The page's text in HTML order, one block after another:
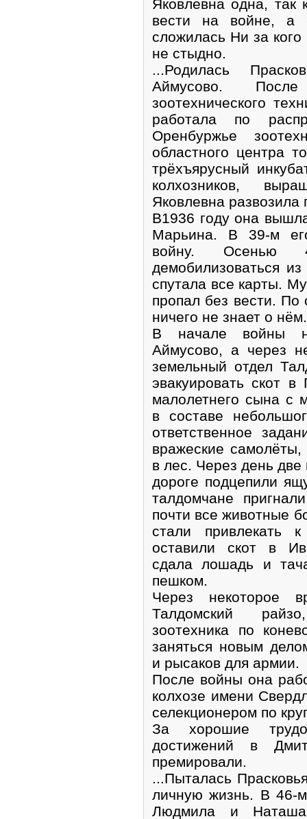
Яковлевна одна, так
вести на войне, а
сложилась Ни за
не стыдно.
...Родилась
Аймусово.
зоотехнического
работала по
Оренбуржье
областного центра
трёхъярусный
колхозников,
Яковлевна развозила
В1936 году она
Марьина. В 39-м
войну.
демобилизоваться
спутала все карты.
пропал без вести. По
ничего не знает о нём.
В начале войны
Аймусово, а через
земельный отдел
эвакуировать скот в
малолетнего сына с
в составе
ответственное
вражеские самолёты,
в лес. Через день две
дороге подцепили
талдомчане
почти все животные
стали привлекать
оставили скот в
сдала лошадь и
пешком.
Через некоторое
Талдомский
зоотехника по
заняться новым
и рысаков для армии.
После войны она
колхозе имени
селекционером по
За хорошие
достижений в
премировали.
...Пыталась
личную жизнь. В 46-
Людмила и